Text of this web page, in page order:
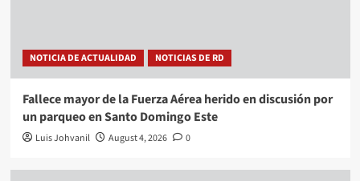
NOTICIA DE ACTUALIDAD NOTICIAS DE RD
Fallece mayor de la Fuerza Aérea herido en discusión por
un parqueo en Santo Domingo Este
Luis Johvanil August 4, 2026 0